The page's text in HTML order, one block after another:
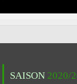
SAISON 2020/